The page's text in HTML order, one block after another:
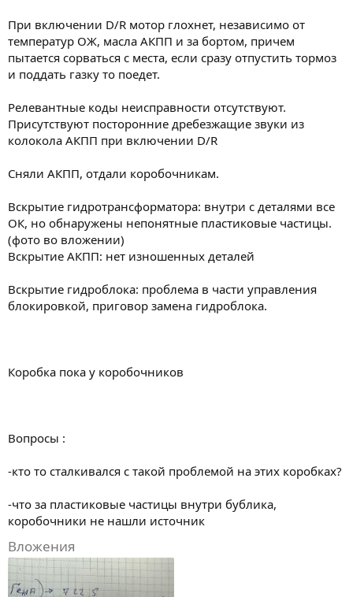
При включении D/R мотор глохнет, независимо от
температур ОЖ, масла АКПП и за бортом, причем
пытается сорваться с места, если сразу отпустить тормоз
и поддать газку то поедет.
Релевантные коды неисправности отсутствуют.
Присутствуют посторонние дребезжащие звуки из
колокола АКПП при включении D/R
Сняли АКПП, отдали коробочникам.
Вскрытие гидротрансформатора: внутри с деталями все
ОК, но обнаружены непонятные пластиковые частицы.
(фото во вложении)
Вскрытие АКПП: нет изношенных деталей
Вскрытие гидроблока: проблема в части управления
блокировкой, приговор замена гидроблока.
Коробка пока у коробочников
Вопросы :
-кто то сталкивался с такой проблемой на этих коробках?
-что за пластиковые частицы внутри бублика,
коробочники не нашли источник
Вложения